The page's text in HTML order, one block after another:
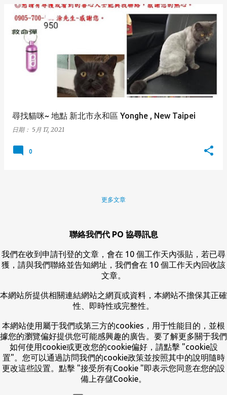
尋找貓咪~ 地點 新北市永和區 Yonghe , New Taipei
日期： 5月 17, 2021
0
更多文章
聯絡我們代 PO 協尋訊息
我們在收到申請刊登的文章，會在 10 個工作天內張貼，若已尋
獲，請與我們聯絡並告知網址，我們會在 10 個工作天內回收該
文章。
本網站所提供相關連結網站之網頁或資料，本網站不擔保其正確
性、即時性或完整性。
本網站使用屬于我們或第三方的cookies，用于性能目的，並根
據您的瀏覽偏好提供您可能感興趣的廣告。要了解更多關于我們
如何使用cookie或更改您的cookie偏好，請點擊 "cookie設
置"。您可以通過訪問我們的cookie政策並按照其中的說明隨時
更改這些設置。點擊 "接受所有Cookie "即表示您同意在您的設
備上存儲Cookie。